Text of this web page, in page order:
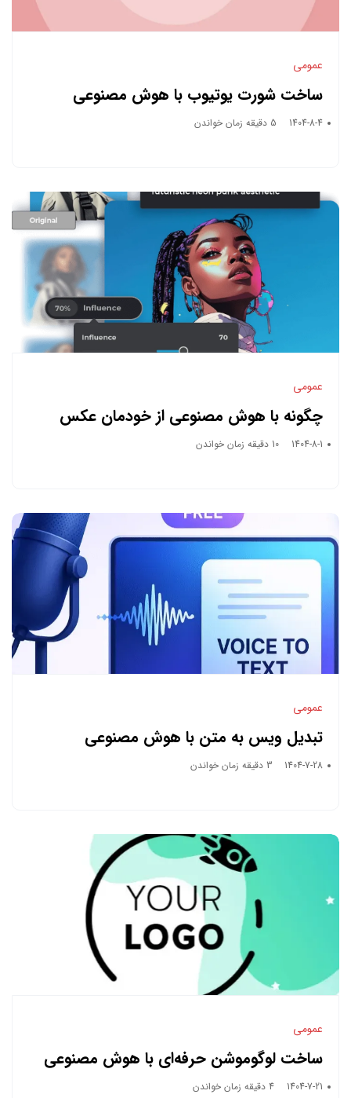
عمومی
ساخت شورت یوتیوب با هوش مصنوعی
1404-8-4 5 دقیقه زمان خواندن
عمومی
چگونه با هوش مصنوعی از خودمان عکس
بسازیم؟ (پرامپت‌های عکاسی واقعی و
پرطرفدار ۲۰۲۵)
1404-8-1 10 دقیقه زمان خواندن
عمومی
تبدیل ویس به متن با هوش مصنوعی
1404-7-28 3 دقیقه زمان خواندن
عمومی
ساخت لوگوموشن حرفه‌ای با هوش مصنوعی
1404-7-21 4 دقیقه زمان خواندن